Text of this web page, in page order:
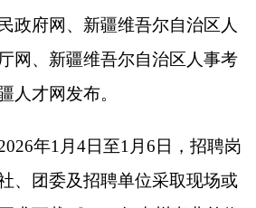
续考核优秀证明、岗位其
自行查询打
cqva/gateway.html自行
材料全部现场提交（现场